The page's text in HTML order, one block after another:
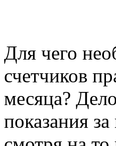
Для чего
счетчиков
месяца?
показания